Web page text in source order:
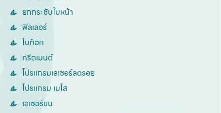
ยกกระชับใบหน้า
ฟิลเลอร์
โบท็อก
ทรีตเมนต์
โปรแกรมเลเซอร์ลดรอย
โปรแกรม เมโส
เลเซอร์ขน